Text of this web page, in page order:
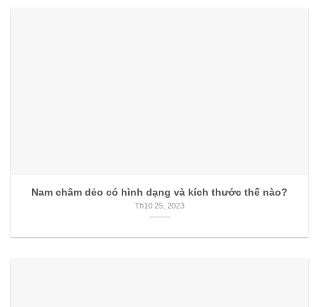
Nam châm dẻo có hình dạng và kích thước thế nào?
Th10 25, 2023